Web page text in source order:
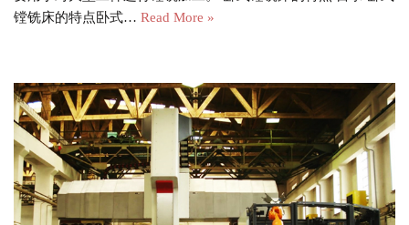
镗铣床的特点卧式… Read More »